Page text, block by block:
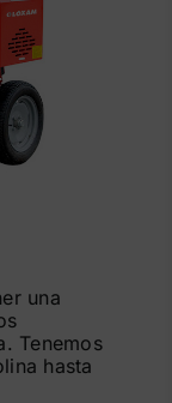
una
Tenemos
hasta